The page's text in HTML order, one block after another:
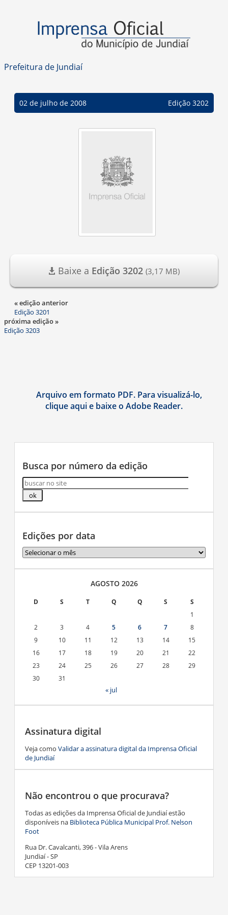
Prefeitura de Jundiaí
02 de julho de 2008 Edição 3202
Baixe a Edição 3202 (3,17 MB)
« edição anterior
Edição 3201
próxima edição »
Edição 3203
Arquivo em formato PDF. Para visualizá-lo,
clique aqui e baixe o Adobe Reader.
Busca por número da edição
Edições por data
Edições
por
data
AGOSTO 2026
D S T Q Q S
S
1
2
3 4 5 6 7
8
9
10 11 12 13 14
15
16
17 18 19 20 21
22
23
24 25 26 27 28
29
30
31
« jul
Assinatura digital
Veja como Validar a assinatura digital da Imprensa Oficial
de Jundiaí
Não encontrou o que procurava?
Todas as edições da Imprensa Oficial de Jundiaí estão
disponíveis na Biblioteca Pública Municipal Prof. Nelson
Foot
Rua Dr. Cavalcanti, 396 - Vila Arens
Jundiaí - SP
CEP 13201-003